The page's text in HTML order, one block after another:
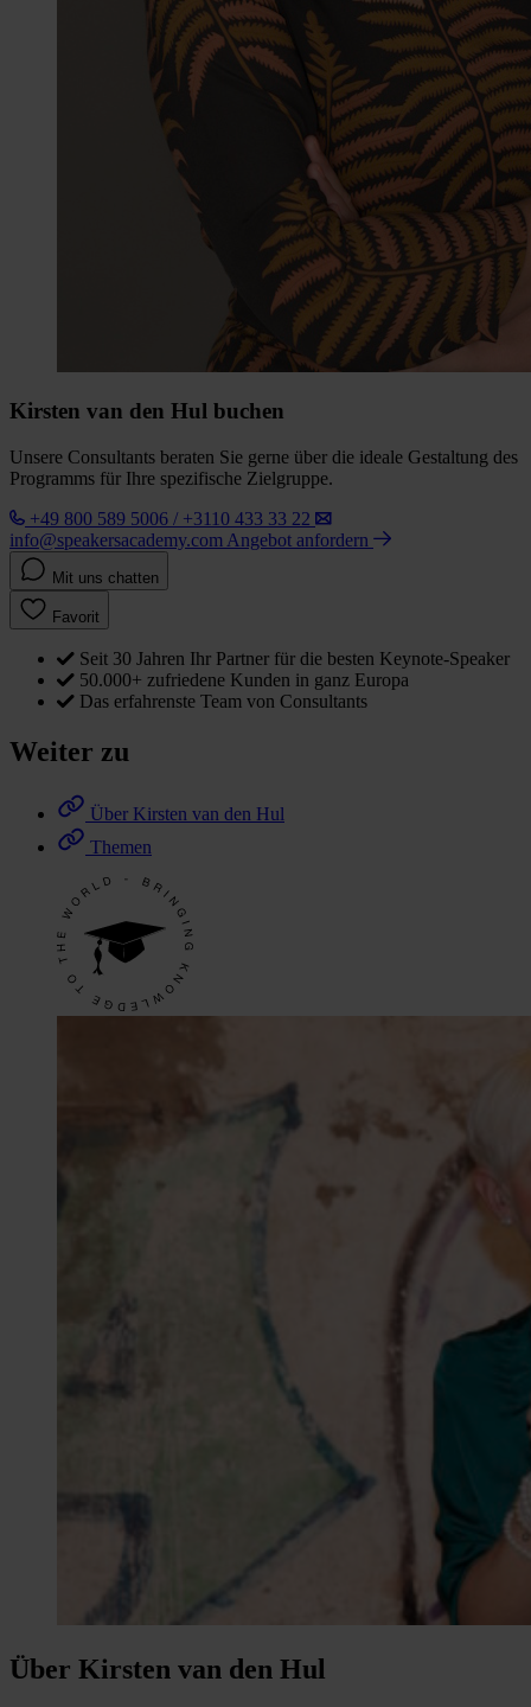
Kirsten van den Hul buchen
Unsere Consultants beraten Sie gerne über die ideale Gestaltung des
Programms für Ihre spezifische Zielgruppe.
+49 800 589 5006 / +3110 433 33 22
info@speakersacademy.com Angebot anfordern
Mit uns chatten
Favorit
Seit 30 Jahren Ihr Partner für die besten Keynote-Speaker
50.000+ zufriedene Kunden in ganz Europa
Das erfahrenste Team von Consultants
Weiter zu
Über Kirsten van den Hul
Themen
Über Kirsten van den Hul